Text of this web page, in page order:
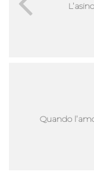
Quando